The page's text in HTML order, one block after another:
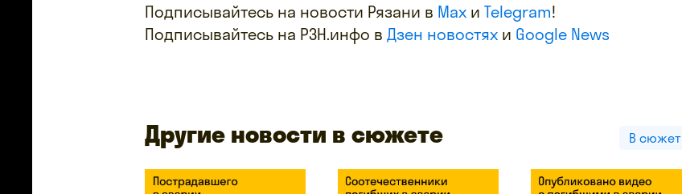
Подписывайтесь на новости Рязани в Max и Telegram!
Подписывайтесь на РЗН.инфо в Дзен новостях и Google News
Другие новости в сюжете В сюжет